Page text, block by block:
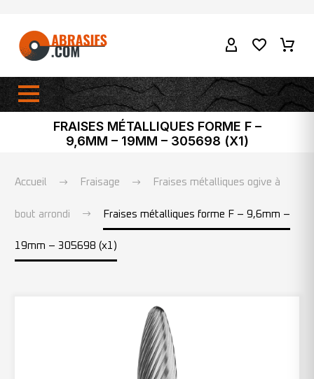
FRAISES MÉTALLIQUES FORME F –
9,6MM – 19MM – 305698 (X1)
Accueil Fraisage Fraises métalliques ogive à
bout arrondi Fraises métalliques forme F – 9,6mm –
19mm – 305698 (x1)